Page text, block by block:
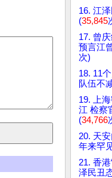
16. 江
(35,845
17. 曾
预言江
次)
18. 11
队伍不
19. 上
江 检察
(34,766
20. 天
年来罕
21. 香
泽民丑